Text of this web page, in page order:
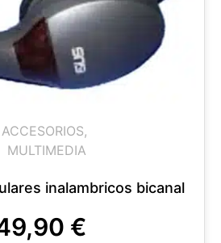
ACCESORIOS,
MULTIMEDIA
inalambricos bicanal
€